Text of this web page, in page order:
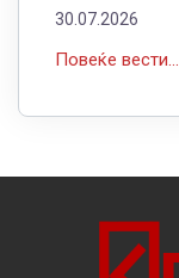
30.07.2026
Повеќе вести...